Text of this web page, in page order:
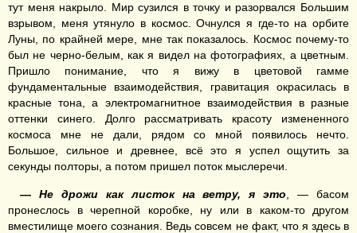
тут меня накрыло. Мир сузился в точку и разорвался Большим
взрывом, меня утянуло в космос. Очнулся я где-то на орбите
Луны, по крайней мере, мне так показалось. Космос почему-то
был не черно-белым, как я видел на фотографиях, а цветным.
Пришло понимание, что я вижу в цветовой гамме
фундаментальные взаимодействия, гравитация окрасилась в
красные тона, а электромагнитное взаимодействия в разные
оттенки синего. Долго рассматривать красоту измененного
космоса мне не дали, рядом со мной появилось нечто.
Большое, сильное и древнее, всё это я успел ощутить за
секунды полторы, а потом пришел поток мыслеречи.
— Не дрожи как листок на ветру, я это , — басом
пронеслось в черепной коробке, ну или в каком-то другом
вместилище моего сознания. Ведь совсем не факт, что я здесь в